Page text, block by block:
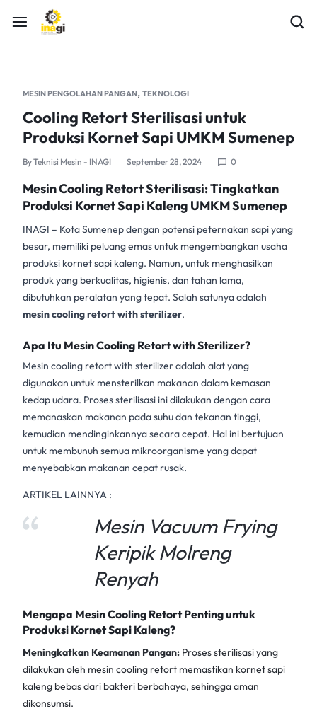
MESIN PENGOLAHAN PANGAN, TEKNOLOGI
Cooling Retort Sterilisasi untuk
Produksi Kornet Sapi UMKM Sumenep
ByTeknisi Mesin - INAGI September 28, 2024 0
Mesin Cooling Retort Sterilisasi: Tingkatkan
Produksi Kornet Sapi Kaleng UMKM Sumenep
INAGI – Kota Sumenep dengan potensi peternakan sapi yang
besar, memiliki peluang emas untuk mengembangkan usaha
produksi kornet sapi kaleng. Namun, untuk menghasilkan
produk yang berkualitas, higienis, dan tahan lama,
dibutuhkan peralatan yang tepat. Salah satunya adalah
mesin cooling retort with sterilizer.
Apa Itu Mesin Cooling Retort with Sterilizer?
Mesin cooling retort with sterilizeradalah alat yang
digunakan untuk mensterilkan makanan dalam kemasan
kedap udara. Proses sterilisasi ini dilakukan dengan cara
memanaskan makanan pada suhu dan tekanan tinggi,
kemudian mendinginkannya secara cepat. Hal ini bertujuan
untuk membunuh semua mikroorganisme yang dapat
menyebabkan makanan cepat rusak.
ARTIKEL LAINNYA :
Mesin Vacuum Frying
Keripik Molreng
Renyah
Mengapa Mesin Cooling Retort Penting untuk
Produksi Kornet Sapi Kaleng?
Meningkatkan Keamanan Pangan: Proses sterilisasi yang
dilakukan oleh mesin cooling retort memastikan kornet sapi
kaleng bebas dari bakteri berbahaya, sehingga aman
dikonsumsi.